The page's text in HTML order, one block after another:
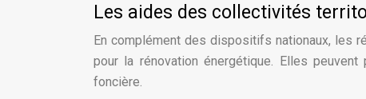
Les aides des collectivités
En complément des dispositifs nationaux, les
pour la rénovation énergétique. Elles
foncière.